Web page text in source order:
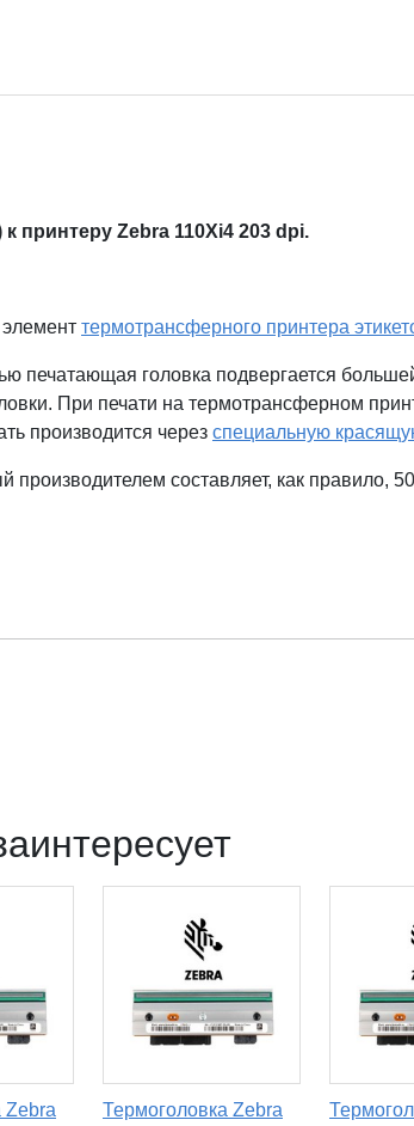
принтеру Zebra 110Xi4 203 dpi.
термотрансферного принтера
печатающая головка подвергается
При печати на термотрансферном
производится через специальную
производителем составляет, как правило,
Zebra
Термоголовка Zebra